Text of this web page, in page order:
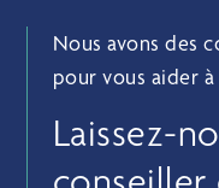
Nous avons des
pour vous aider
Laissez-